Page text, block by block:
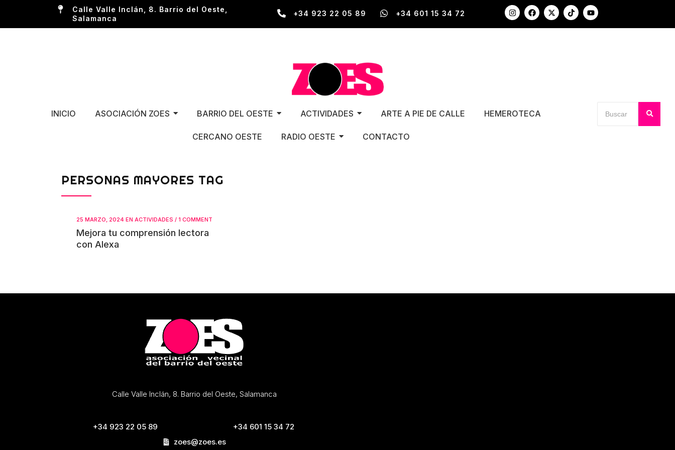
Calle Valle Inclán, 8. Barrio del Oeste,
Salamanca
+34 923 22 05 89 +34 601 15 34 72
INICIO ASOCIACIÓN ZOES BARRIO DEL OESTE ACTIVIDADES ARTE A PIE DE CALLE HEMEROTECA
CERCANO OESTE RADIO OESTE CONTACTO
PERSONAS MAYORES TAG
25 MARZO, 2024 EN ACTIVIDADES / 1 COMMENT
Mejora tu comprensión lectora
con Alexa
Calle Valle Inclán, 8. Barrio del Oeste, Salamanca
+34 923 22 05 89
+34 601 15 34 72
zoes@zoes.es